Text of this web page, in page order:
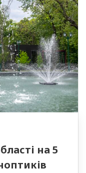
на 5